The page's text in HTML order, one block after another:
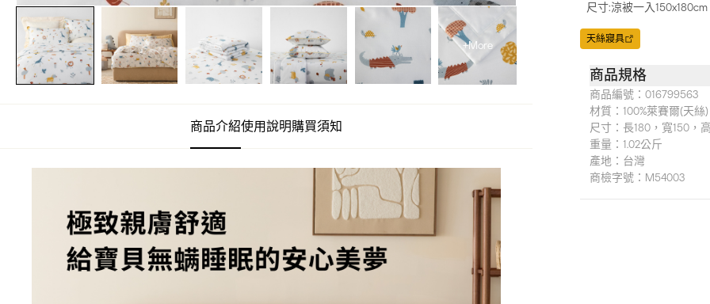
+More
商品介紹使用說明購買須知
尺寸:涼被一入150x180cm
天絲寢具
商品規格
商品編號： 016799563
材質： 100%萊賽爾(天絲)
尺寸： 長180，寬150，
重量： 1.02公斤
產地： 台灣
商檢字號： M54003